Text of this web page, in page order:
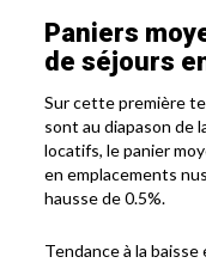
Paniers
de séjours
Sur cette première
sont au diapason de
locatifs, le panier
en emplacements
hausse de 0.5%.
Tendance à la